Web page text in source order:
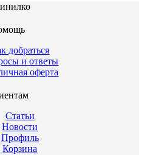
добраться
и ответы
оферта
Статьи
Новости
Профиль
Корзина